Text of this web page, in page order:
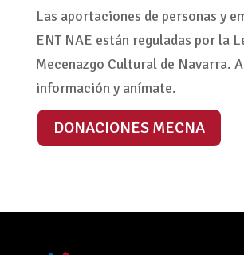
Las aportaciones de personas y
ENT NAE están reguladas por la
Mecenazgo Cultural de Navarra.
información y anímate.
DONACIONES MECNA